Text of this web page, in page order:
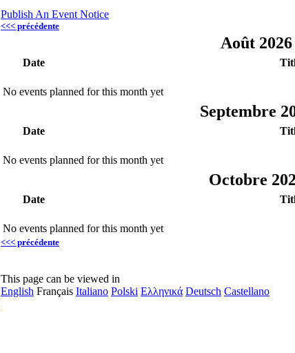
Publish An Event Notice
<<< précédente
Août
Date
No events planned for this month yet
Septembre
Date
No events planned for this month yet
Octobre
Date
No events planned for this month yet
<<< précédente
This page can be viewed in
English Français Italiano Polski Ελληνικά Deutsch Castellano